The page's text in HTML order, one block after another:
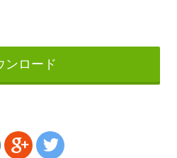
ンロード